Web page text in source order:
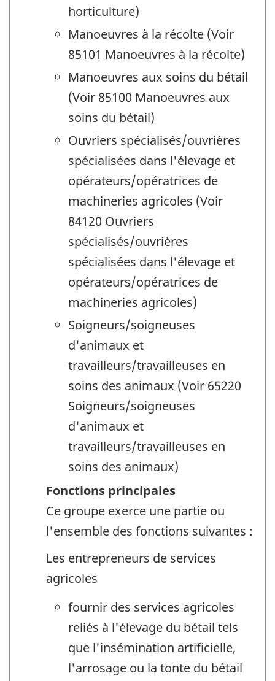
horticulture)
Manoeuvres à la récolte (Voir
85101 Manoeuvres à la récolte)
Manoeuvres aux soins du bétail
(Voir 85100 Manoeuvres aux
soins du bétail)
Ouvriers spécialisés/ouvrières
spécialisées dans l'élevage et
opérateurs/opératrices de
machineries agricoles (Voir
84120 Ouvriers
spécialisés/ouvrières
spécialisées dans l'élevage et
opérateurs/opératrices de
machineries agricoles)
Soigneurs/soigneuses
d'animaux et
travailleurs/travailleuses en
soins des animaux (Voir 65220
Soigneurs/soigneuses
d'animaux et
travailleurs/travailleuses en
soins des animaux)
Fonctions principales
Ce groupe exerce une partie ou
l'ensemble des fonctions suivantes :
Les entrepreneurs de services
agricoles
fournir des services agricoles
reliés à l'élevage du bétail tels
que l'insémination artificielle,
l'arrosage ou la tonte du bétail